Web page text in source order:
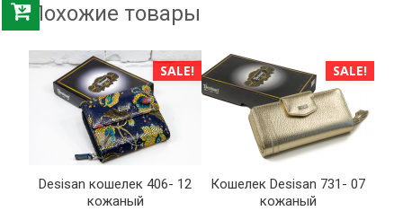
Похожие товары
SALE!
Desisan кошелек 406- 12
кожаный
SALE!
Кошелек Desisan 731- 07
кожаный